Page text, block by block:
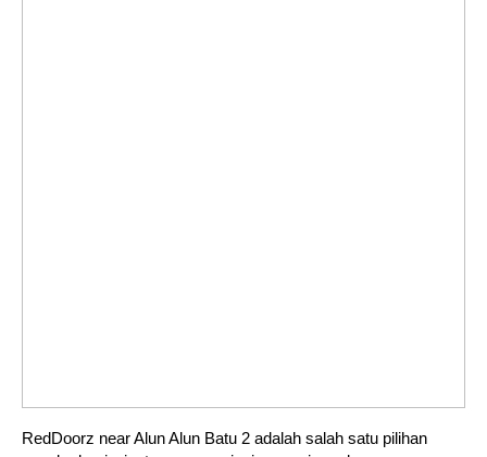
RedDoorz near Alun Alun Batu 2 adalah salah satu pilihan